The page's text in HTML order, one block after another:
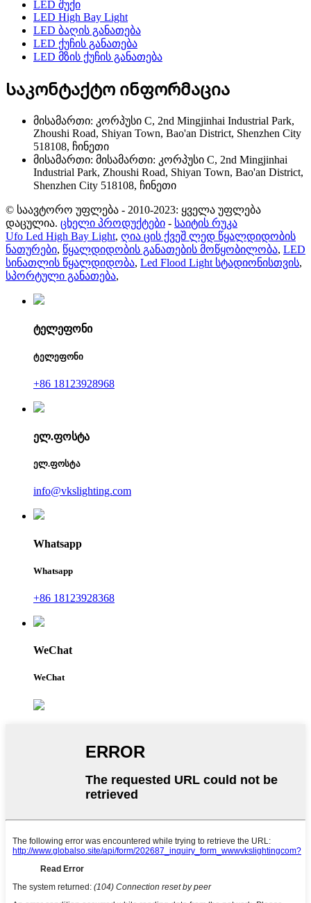
LED შუქი
LED High Bay Light
LED ბაღის განათება
LED ქუჩის განათება
LED მზის ქუჩის განათება
Საკონტაქტო ინფორმაცია
მისამართი: კორპუსი C, 2nd Mingjinhai Industrial Park,
Zhoushi Road, Shiyan Town, Bao'an District, Shenzhen City
518108, ჩინეთი
მისამართი: მისამართი: კორპუსი C, 2nd Mingjinhai
Industrial Park, Zhoushi Road, Shiyan Town, Bao'an District,
Shenzhen City 518108, ჩინეთი
© საავტორო უფლება - 2010-2023: ყველა უფლება
დაცულია. ცხელი პროდუქტები - საიტის რუკა
Ufo Led High Bay Light, ღია ცის ქვეშ ლედ წყალდიდობის
ნათურები, წყალდიდობის განათების მოწყობილობა, LED
სინათლის წყალდიდობა, Led Flood Light სტადიონისთვის,
სპორტული განათება,
ტელეფონი
ტელეფონი
+86 18123928968
ელ.ფოსტა
ელ.ფოსტა
info@vkslighting.com
Whatsapp
Whatsapp
+86 18123928368
WeChat
WeChat